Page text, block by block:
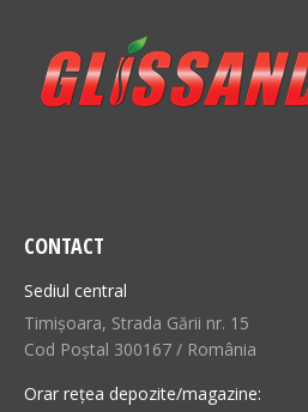
CONTACT
Sediul central
Timișoara, Strada Gării nr. 15
Cod Poștal 300167 / România
Orar rețea depozite/magazine: